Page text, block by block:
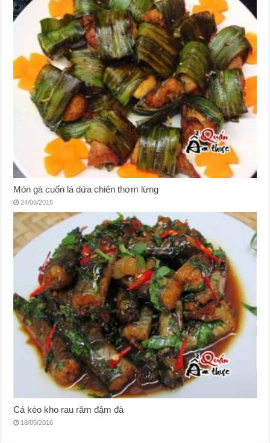
Món gà cuốn lá dứa chiên thơm lừng
24/06/2016
Cá kèo kho rau răm đậm đà
18/05/2016